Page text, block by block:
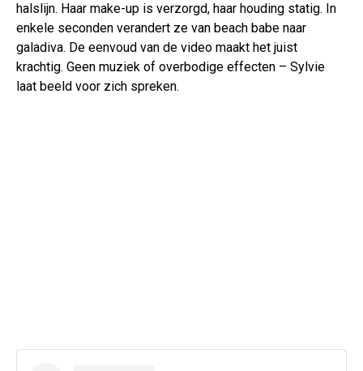
halslijn. Haar make-up is verzorgd, haar houding statig. In
enkele seconden verandert ze van beach babe naar
galadiva. De eenvoud van de video maakt het juist
krachtig. Geen muziek of overbodige effecten – Sylvie
laat beeld voor zich spreken.